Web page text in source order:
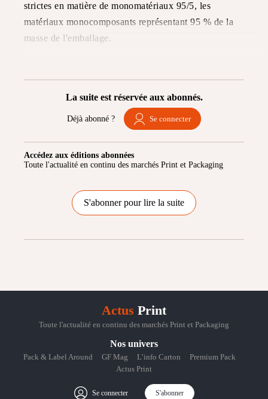
strictes en matière de monomatériaux 95/5, les
matériaux monocomposants représentant 95 % de la
masse de l'emballage.
La suite est réservée aux abonnés.
Déjà abonné ? Se connecter
Accédez aux éditions abonnées
Toute l'actualité en continu des marchés Print et Packaging
S'abonner pour lire la suite
Actus Print
Toute l'actualité en continu des marchés Print et Packaging
Nos univers
Pack & Label Around GF Mag L’info Carton
Premium Pack
Actus Print
Se connecter S'abonner